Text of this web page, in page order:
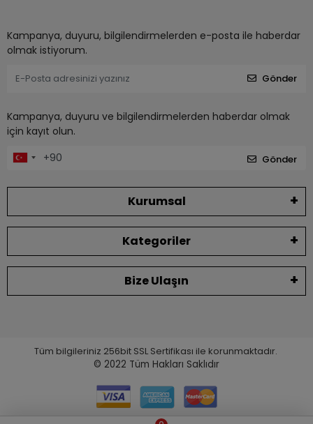
Kampanya, duyuru, bilgilendirmelerden e-posta ile haberdar
olmak istiyorum.
Gönder
Kampanya, duyuru ve bilgilendirmelerden haberdar olmak
için kayıt olun.
Gönder
Kurumsal
Kategoriler
Bize Ulaşın
Tüm bilgileriniz 256bit SSL Sertifikası ile korunmaktadır.
© 2022 Tüm Hakları Saklıdır